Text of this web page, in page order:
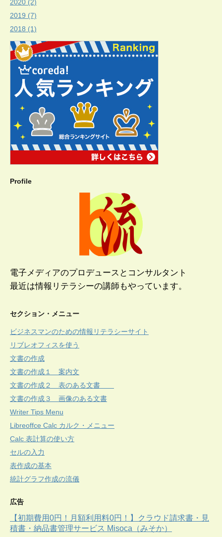
2020 (2)
2019 (7)
2018 (1)
Profile
電子メディアのプロデュースとコンサルタント
最近は情報リテラシーの講師もやっています。
セクション・メニュー
ビジネスマンのための情報リテラシーサイト
リブレオフィスを使う
文書の作成
文書の作成１ 案内文
文書の作成２ 表のある文書
文書の作成３ 画像のある文書
Writer Tips Menu
Libreoffce Calc カルク・メニュー
Calc 表計算の使い方
セルの入力
表作成の基本
統計グラフ作成の流儀
広告
【初期費用0円！月額利用料0円！】クラウド請求書・見
積書・納品書管理サービス Misoca（みそか）